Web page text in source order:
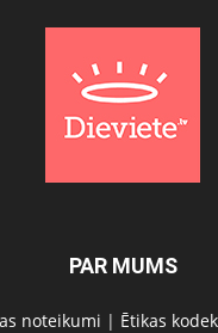
PAR MUMS
noteikumi | Ētikas